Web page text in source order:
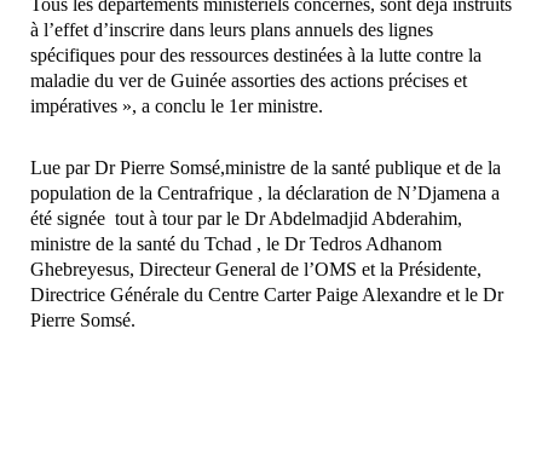
Tous les départements ministériels concernés, sont déjà instruits
à l’effet d’inscrire dans leurs plans annuels des lignes
spécifiques pour des ressources destinées à la lutte contre la
maladie du ver de Guinée assorties des actions précises et
impératives », a conclu le 1er ministre.
Lue par Dr Pierre Somsé,ministre de la santé publique et de la
population de la Centrafrique , la déclaration de N’Djamena a
été signée tout à tour par le Dr Abdelmadjid Abderahim,
ministre de la santé du Tchad , le Dr Tedros Adhanom
Ghebreyesus, Directeur General de l’OMS et la Présidente,
Directrice Générale du Centre Carter Paige Alexandre et le Dr
Pierre Somsé.